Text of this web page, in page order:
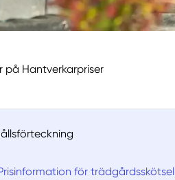
på Hantverkarpriser
för trädgårdsskötsel